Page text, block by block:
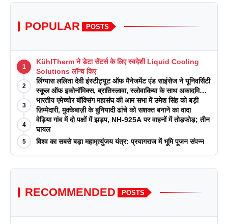
POPULAR POSTS
1
KühlTherm ने डेटा सेंटर्स के लिए स्वदेशी Liquid Cooling
Solutions लॉन्च किए
2
लिंग्यास ललिता देवी इंस्टीट्यूट ऑफ मैनेजमेंट एंड साइंसेज ने यूनिवर्सिटी
स्कूल ऑफ इकोनॉमिक्स, ब्रातिस्लावा, स्लोवाकिया के साथ अकादमिक
पत्रिकाओं में प्रकाशन रणनीतियों पर एक दिवसीय कार्यशाला का
आयोजन किया
3
भारतीय एमेच्योर बॉक्सिंग महासंघ की आम सभा में उमेश सिंह को बड़ी
ज़िम्मेदारी, मुक्केबाज़ी के बुनियादी ढांचे को सशक्त बनाने का वादा
4
वेड़िया गांव में दो पक्षों में झड़प, NH-925A पर वाहनों में तोड़फोड़; तीन
घायल
5 विश्व का सबसे बड़ा महामृत्युंजय यंत्र: प्रयागराज में भूमि पूजन संपन्न
RECOMMENDED POSTS